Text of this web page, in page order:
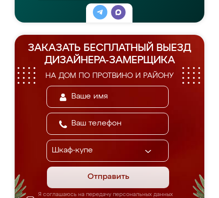
ЗАКАЗАТЬ БЕСПЛАТНЫЙ ВЫЕЗД
ДИЗАЙНЕРА-ЗАМЕРЩИКА
НА ДОМ ПО ПРОТВИНО И РАЙОНУ
Отправить
Я соглашаюсь на передачу персональных данных